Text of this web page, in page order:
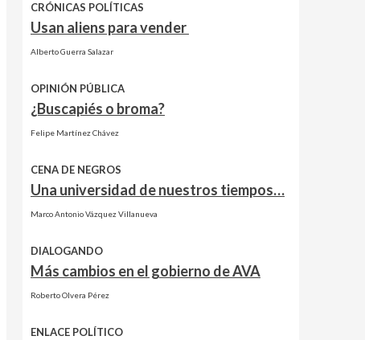
CRÓNICAS POLÍTICAS
Usan aliens para vender
Alberto Guerra Salazar
OPINIÓN PÚBLICA
¿Buscapiés o broma?
Felipe Martínez Chávez
CENA DE NEGROS
Una universidad de nuestros tiempos…
Marco Antonio Vázquez Villanueva
DIALOGANDO
Más cambios en el gobierno de AVA
Roberto Olvera Pérez
ENLACE POLÍTICO